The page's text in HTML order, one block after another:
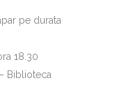
pe durata
18.30
Biblioteca